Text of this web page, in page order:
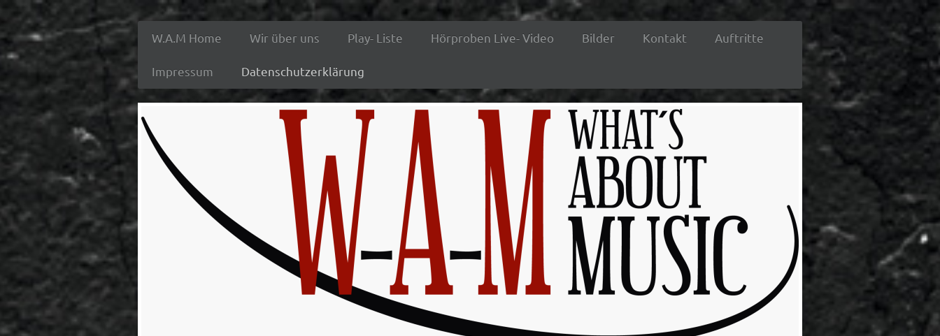
W.A.M Home Wir über uns Play- Liste Hörproben Live- Video Bilder Kontakt Auftritte
Impressum Datenschutzerklärung